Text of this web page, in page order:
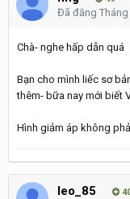
Đã đăng Tháng
Chà- nghe hấp dẫn quá
Bạn cho mình liếc sơ
thêm- bữa nay mới biết
Hình giảm áp không
leo_85